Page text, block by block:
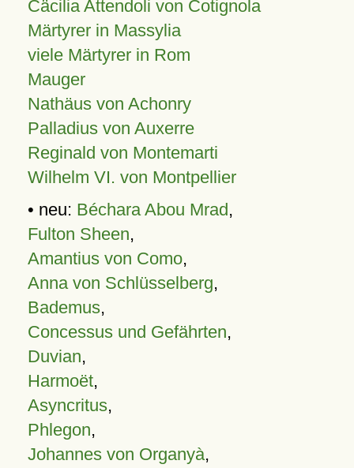
Cäcilia Attendoli von Cotignola
Märtyrer in Massylia
viele Märtyrer in Rom
Mauger
Nathäus von Achonry
Palladius von Auxerre
Reginald von Montemarti
Wilhelm VI. von Montpellier
• neu: Béchara Abou Mrad,
Fulton Sheen,
Amantius von Como,
Anna von Schlüsselberg,
Bademus,
Concessus und Gefährten,
Duvian,
Harmoët,
Asyncritus,
Phlegon,
Johannes von Organyà,